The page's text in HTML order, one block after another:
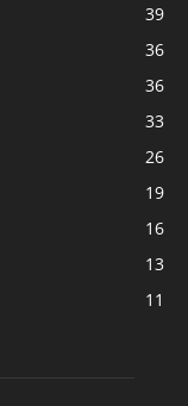
39
36
36
33
26
19
16
13
11